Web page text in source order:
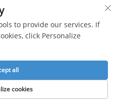
SU MUMIS
to provide our services. If
click Personalize
cookies
all